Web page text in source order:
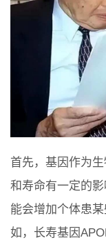
首先，基因作为
和寿命有一定的
能会增加个体患
如，长寿基因